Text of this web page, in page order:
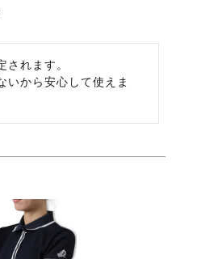
されます。
いから安心して使えま